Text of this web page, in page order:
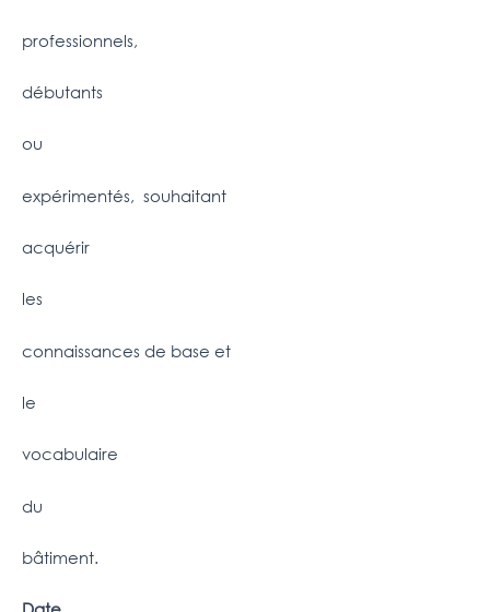
professionnels,
débutants
ou
expérimentés, souhaitant
acquérir
les
connaissances de base et
le
vocabulaire
du
bâtiment.